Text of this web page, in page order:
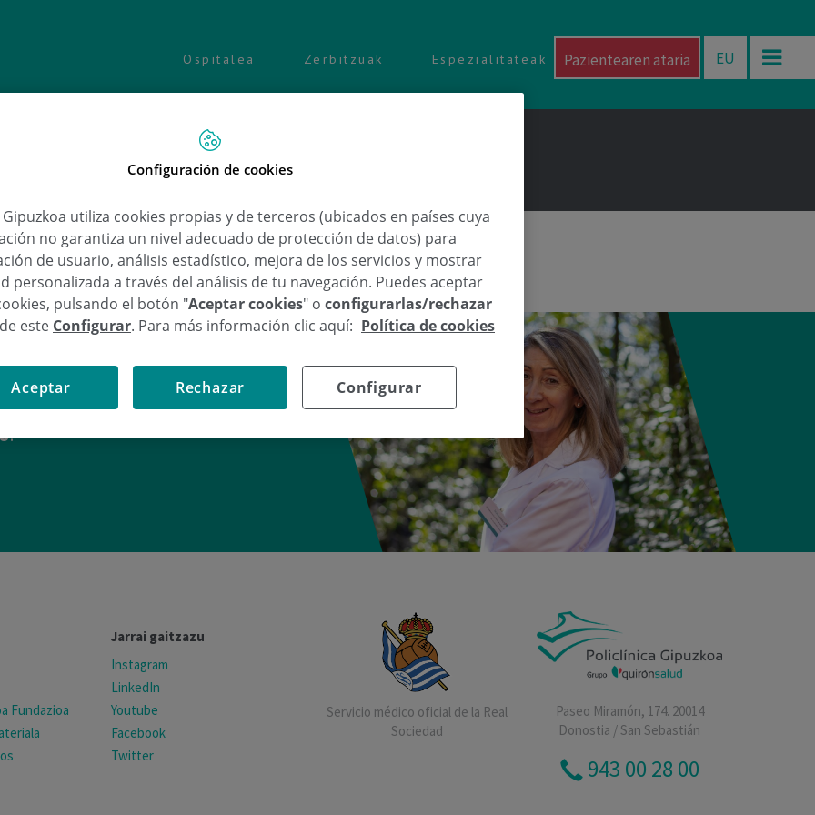
Ospitalea Zerbitzuak Espezialitateak Pazientearen ataria EU
el embarazo?
a esta y otras preguntas en
.
Fundazioa
Jarrai gaitzazu
Instagram
LinkedIn
Youtube
Facebook
Twitter
Servicio médico oficial de la Real
Sociedad
Paseo Miramón, 174. 20014
Donostia / San Sebastián
943 00 28 00
Configuración de cookies
utiliza cookies propias y de terceros (ubicados en países cuya
no garantiza un nivel adecuado de protección de datos) para
de usuario, análisis estadístico, mejora de los servicios y mostrar
personalizada a través del análisis de tu navegación. Puedes aceptar
pulsando el botón "Aceptar cookies" o configurarlas/rechazar
este Configurar. Para más información clic aquí: Política de cookies
Configurar
Rechazar
Aceptar